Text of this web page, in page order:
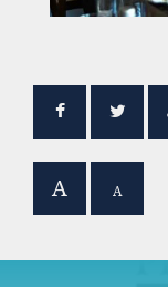
A A